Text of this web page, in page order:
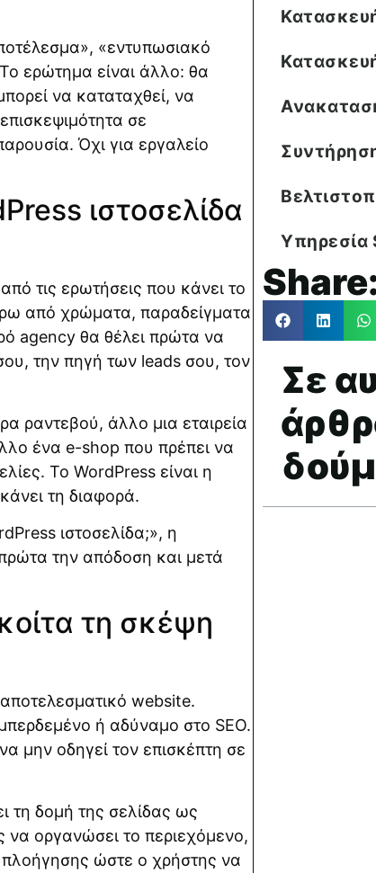
«εντυπωσιακό
ερώτημα είναι άλλο: θα
να καταταχθεί, να
σε
Όχι για εργαλείο
ιστοσελίδα
τις ερωτήσεις που κάνει το
από χρώματα, παραδείγματα
agency θα θέλει πρώτα να
την πηγή των leads σου, τον
ραντεβού, άλλο μια εταιρεία
ένα e-shop που πρέπει να
Το WordPress είναι η
τη διαφορά.
ιστοσελίδα;», η
την απόδοση και μετά
τη σκέψη
website.
ή αδύναμο στο SEO.
μην οδηγεί τον επισκέπτη σε
τη δομή της σελίδας ως
οργανώσει το περιεχόμενο,
ώστε ο χρήστης να
Υπηρεσία
Σε